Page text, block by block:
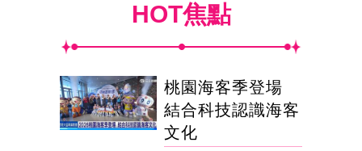
HOT焦點
桃園海客季登場
結合科技認識海客
文化